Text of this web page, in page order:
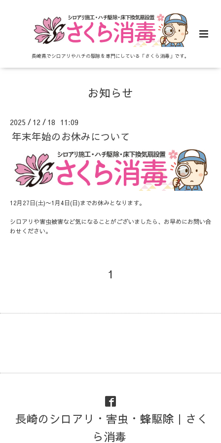
長崎県でシロアリやハチの駆除を専門にしている「さくら消毒」です。
お知らせ
2025 / 12 / 18 11:09
年末年始のお休みについて
12月27日(土)〜1月4日(日)までお休みとなります。
シロアリや害虫被害など気になることがございましたら、お早めにお問い合
わせください。
1
長崎のシロアリ・害虫・蜂駆除｜さく
ら消毒